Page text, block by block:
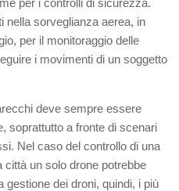
per i controlli di sicurezza.
nella sorveglianza aerea, in
per il monitoraggio delle
i movimenti di un soggetto
deve sempre essere
soprattutto a fronte di scenari
Nel caso del controllo di una
città un solo drone potrebbe
gestione dei droni, quindi, i più